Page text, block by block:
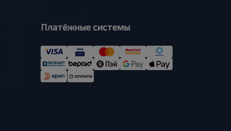
Платёжные системы